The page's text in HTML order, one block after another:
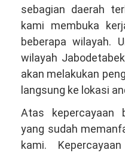
sebagian daerah
kami membuka
beberapa wilayah.
wilayah
akan melakukan
langsung ke lokasi
Atas kepercayaan
yang sudah
kami.